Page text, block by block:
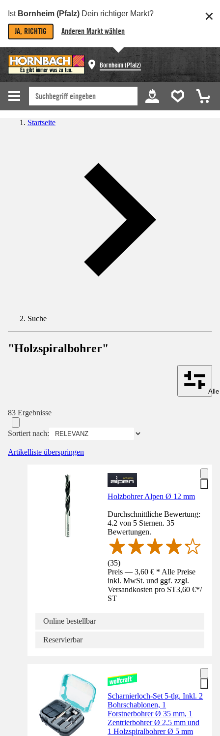
Ist Bornheim (Pfalz) Dein richtiger Markt?
JA, RICHTIG Anderen Markt wählen
Bornheim (Pfalz)
Startseite
Suche
"Holzspiralbohrer"
83 Ergebnisse
Sortiert nach:
Artikelliste überspringen
Holzbohrer Alpen Ø 12 mm
Durchschnittliche Bewertung:
4.2 von 5 Sternen. 35
Bewertungen.
(35)
Preis — 3,60 € * Alle Preise
inkl. MwSt. und ggf. zzgl.
Versandkosten pro ST3,60 €*/
ST
Online bestellbar
Reservierbar
Scharnierloch-Set 5-tlg. Inkl. 2
Bohrschablonen, 1
Forstnerbohrer Ø 35 mm, 1
Zentrierbohrer Ø 2,5 mm und
1 Holzspiralbohrer Ø 5 mm